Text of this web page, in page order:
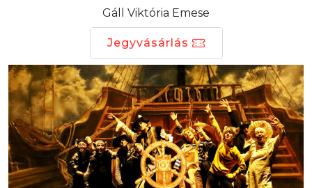
Gáll Viktória Emese
Jegyvásárlás